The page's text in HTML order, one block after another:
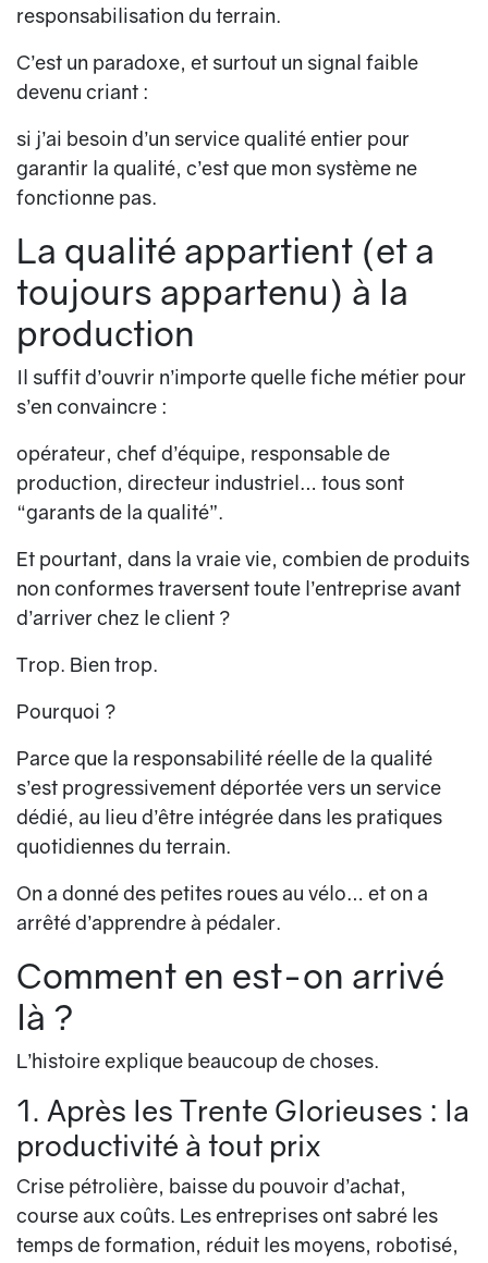
responsabilisation du terrain.
C’est un paradoxe, et surtout un signal faible
devenu criant :
si j’ai besoin d’un service qualité entier pour
garantir la qualité, c’est que mon système ne
fonctionne pas.
La qualité appartient (et a
toujours appartenu) à la
production
Il suffit d’ouvrir n’importe quelle fiche métier pour
s’en convaincre :
opérateur, chef d’équipe, responsable de
production, directeur industriel… tous sont
“garants de la qualité”.
Et pourtant, dans la vraie vie, combien de produits
non conformes traversent toute l’entreprise avant
d’arriver chez le client ?
Trop. Bien trop.
Pourquoi ?
Parce que la responsabilité réelle de la qualité
s’est progressivement déportée vers un service
dédié, au lieu d’être intégrée dans les pratiques
quotidiennes du terrain.
On a donné des petites roues au vélo… et on a
arrêté d’apprendre à pédaler.
Comment en est-on arrivé
là ?
L’histoire explique beaucoup de choses.
1. Après les Trente Glorieuses : la
productivité à tout prix
Crise pétrolière, baisse du pouvoir d’achat,
course aux coûts. Les entreprises ont sabré les
temps de formation, réduit les moyens, robotisé,